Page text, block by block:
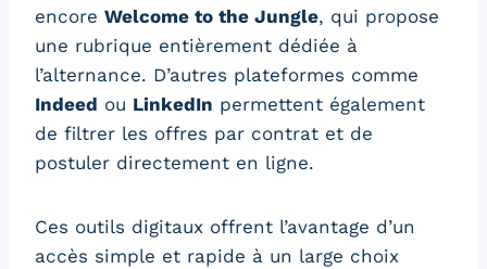
encore Welcome to the Jungle, qui propose
une rubrique entièrement dédiée à
l’alternance. D’autres plateformes comme
Indeed ou LinkedIn permettent également
de filtrer les offres par contrat et de
postuler directement en ligne.
Ces outils digitaux offrent l’avantage d’un
accès simple et rapide à un large choix